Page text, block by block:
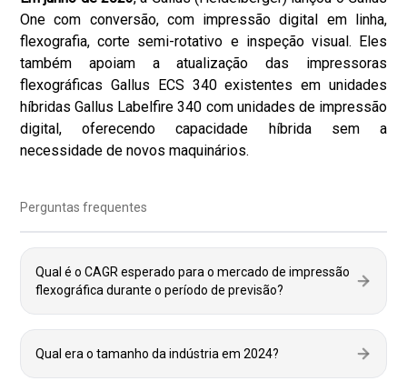
One com conversão, com impressão digital em linha,
flexografia, corte semi-rotativo e inspeção visual. Eles
também apoiam a atualização das impressoras
flexográficas Gallus ECS 340 existentes em unidades
híbridas Gallus Labelfire 340 com unidades de impressão
digital, oferecendo capacidade híbrida sem a
necessidade de novos maquinários.
Perguntas frequentes
Qual é o CAGR esperado para o mercado de impressão
flexográfica durante o período de previsão?
Qual era o tamanho da indústria em 2024?